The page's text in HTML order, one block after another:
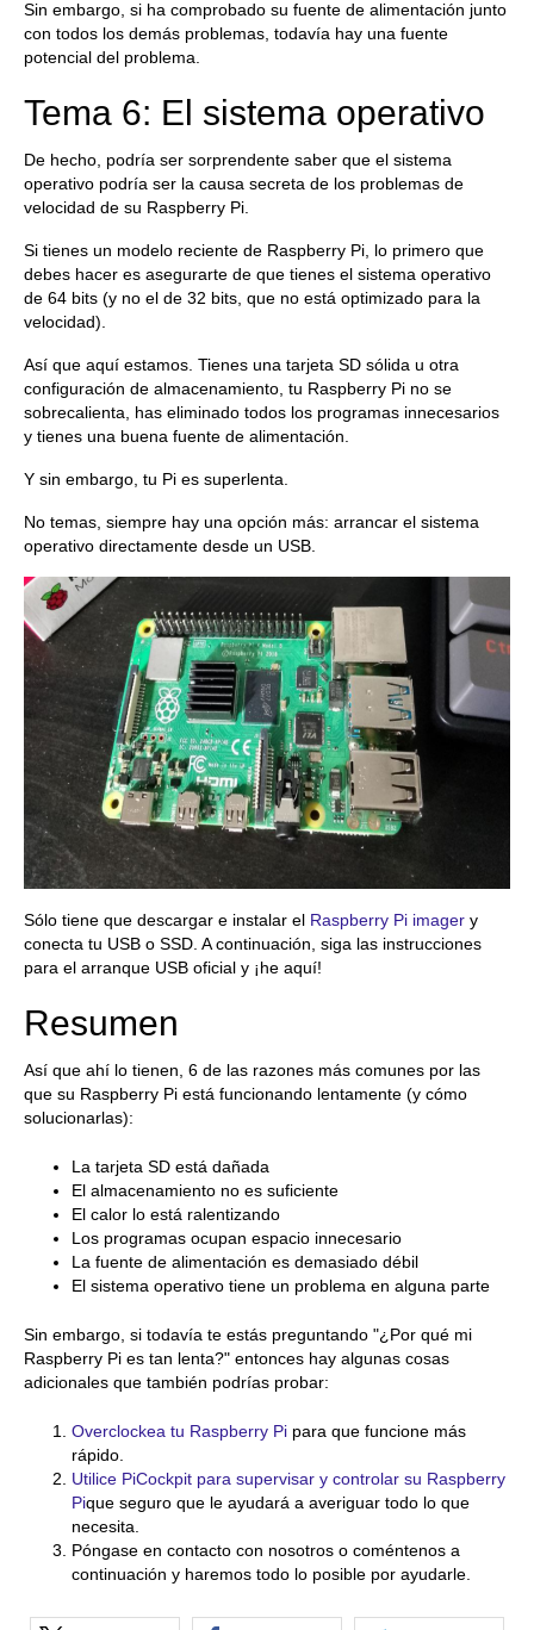
Sin embargo, si ha comprobado su fuente de alimentación junto
con todos los demás problemas, todavía hay una fuente
potencial del problema.
Tema 6: El sistema operativo
De hecho, podría ser sorprendente saber que el sistema
operativo podría ser la causa secreta de los problemas de
velocidad de su Raspberry Pi.
Si tienes un modelo reciente de Raspberry Pi, lo primero que
debes hacer es asegurarte de que tienes el sistema operativo
de 64 bits (y no el de 32 bits, que no está optimizado para la
velocidad).
Así que aquí estamos. Tienes una tarjeta SD sólida u otra
configuración de almacenamiento, tu Raspberry Pi no se
sobrecalienta, has eliminado todos los programas innecesarios
y tienes una buena fuente de alimentación.
Y sin embargo, tu Pi es superlenta.
No temas, siempre hay una opción más: arrancar el sistema
operativo directamente desde un USB.
Sólo tiene que descargar e instalar el Raspberry Pi imager y
conecta tu USB o SSD. A continuación, siga las instrucciones
para el arranque USB oficial y ¡he aquí!
Resumen
Así que ahí lo tienen, 6 de las razones más comunes por las
que su Raspberry Pi está funcionando lentamente (y cómo
solucionarlas):
La tarjeta SD está dañada
El almacenamiento no es suficiente
El calor lo está ralentizando
Los programas ocupan espacio innecesario
La fuente de alimentación es demasiado débil
El sistema operativo tiene un problema en alguna parte
Sin embargo, si todavía te estás preguntando "¿Por qué mi
Raspberry Pi es tan lenta?" entonces hay algunas cosas
adicionales que también podrías probar:
Overclockea tu Raspberry Pi para que funcione más
rápido.
Utilice PiCockpit para supervisar y controlar su Raspberry
Pique seguro que le ayudará a averiguar todo lo que
necesita.
Póngase en contacto con nosotros o coméntenos a
continuación y haremos todo lo posible por ayudarle.